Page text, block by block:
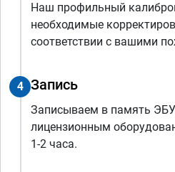
Наш профильный
необходимые
соответствии с вашими
4 Запись
Записываем в память
лицензионным
1-2 часа.